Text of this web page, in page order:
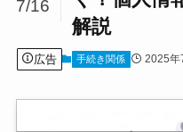
解説
7/16
広告 手続き関係 2025年